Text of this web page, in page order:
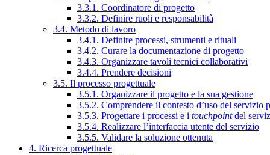
3.3.1. Coordinatore di progetto
3.3.2. Definire ruoli e responsabilità
3.4. Metodo di lavoro
3.4.1. Definire processi, strumenti e rituali
3.4.2. Curare la documentazione di progetto
3.4.3. Organizzare tavoli tecnici collaborativi
3.4.4. Prendere decisioni
3.5. Il processo progettuale
3.5.1. Organizzare il progetto e la sua gestione
3.5.2. Comprendere il contesto d’uso del servizio
3.5.3. Progettare i processi e i touchpointdel
3.5.4. Realizzare l’interfaccia utente del servizio
3.5.5. Validare la soluzione ottenuta
4. Ricerca progettuale